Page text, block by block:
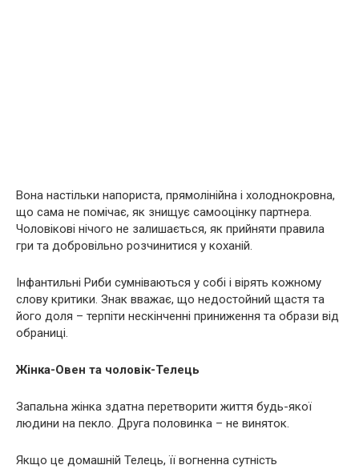
Вона настільки напориста, прямолінійна і холоднокровна,
що сама не помічає, як знищує самооцінку партнера.
Чоловікові нічого не залишається, як прийняти правила
гри та добровільно розчинитися у коханій.
Інфантильні Риби сумніваються у собі і вірять кожному
слову критики. Знак вважає, що недостойний щастя та
його доля – терпіти нескінченні приниження та образи від
обраниці.
Жінка-Овен та чоловік-Телець
Запальна жінка здатна перетворити життя будь-якої
людини на пекло. Друга половинка – не виняток.
Якщо це домашній Телець, її вогненна сутність